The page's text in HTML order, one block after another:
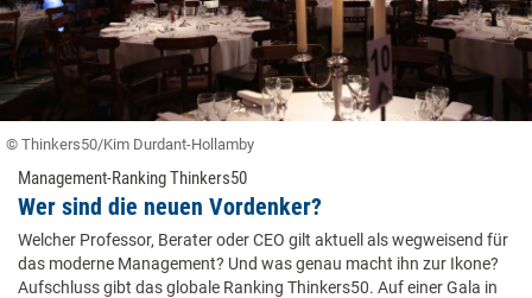
© Thinkers50/Kim Durdant-Hollamby
Management-Ranking Thinkers50
Wer sind die neuen Vordenker?
Welcher Professor, Berater oder CEO gilt aktuell als wegweisend für
das moderne Management? Und was genau macht ihn zur Ikone?
Aufschluss gibt das globale Ranking Thinkers50. Auf einer Gala in